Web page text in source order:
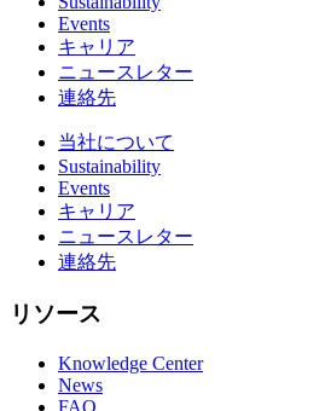
Events
キャリア
ニュースレター
連絡先
当社について
Sustainability
Events
キャリア
ニュースレター
連絡先
リソース
Knowledge Center
News
FAQ